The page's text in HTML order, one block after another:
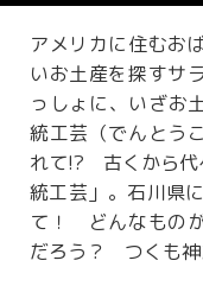
アメリカに住むお
いお土産を探すサ
っしょに、いざお
統工芸（でんとう
れて!? 古くから代
統工芸」。石川県
て！ どんなもの
だろう？ つくも神